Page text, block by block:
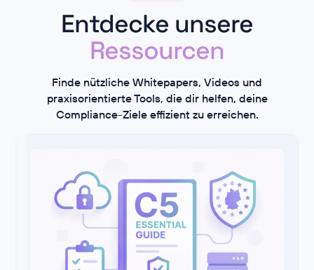
Entdecke unsere
Ressourcen
Finde nützliche Whitepapers, Videos und
praxisorientierte Tools, die dir helfen, deine
Compliance-Ziele effizient zu erreichen.